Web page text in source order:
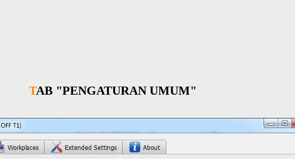
TAB "PENGATURAN UMUM"